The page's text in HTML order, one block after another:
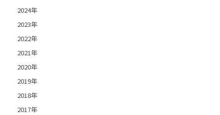
2024年
2023年
2022年
2021年
2020年
2019年
2018年
2017年